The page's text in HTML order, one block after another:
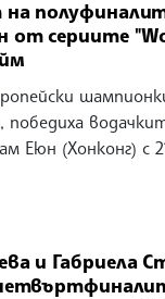
сериите
победиха
Еюн (Хонконг) с
и Габриела